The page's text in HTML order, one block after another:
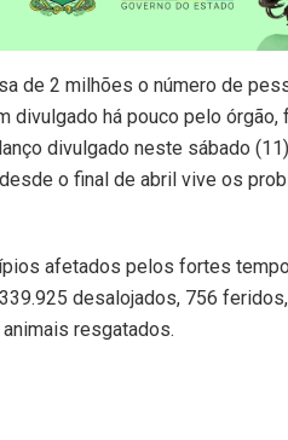
de 2 milhões o número de
há pouco pelo órgão,
divulgado neste sábado
o final de abril vive os
afetados pelos fortes
desalojados, 756
resgatados.